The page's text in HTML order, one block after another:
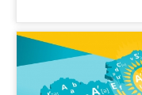
тәжірибел...